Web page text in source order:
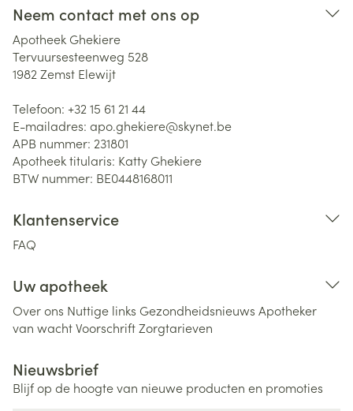
Neem contact met ons op
Apotheek Ghekiere
Tervuursesteenweg 528
1982 Zemst Elewijt
Telefoon: +32 15 61 21 44
E-mailadres: apo.ghekiere@skynet.be
APB nummer: 231801
Apotheek titularis: Katty Ghekiere
BTW nummer: BE0448168011
Klantenservice
FAQ
Uw apotheek
Over ons Nuttige links Gezondheidsnieuws Apotheker
van wachtVoorschriftZorgtarieven
Nieuwsbrief
Blijf op de hoogte van nieuwe producten en promoties